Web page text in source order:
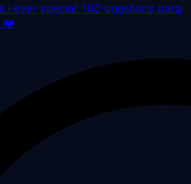
i ever special: 100 questions para
❤️